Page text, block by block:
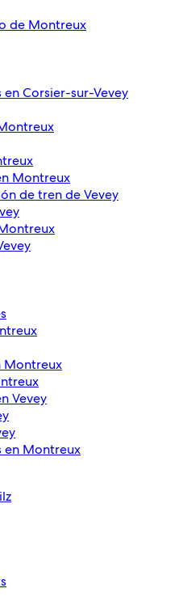
de Montreux
en Corsier-sur-Vevey
Montreux
de tren de Vevey
Montreux
Vevey
en Montreux